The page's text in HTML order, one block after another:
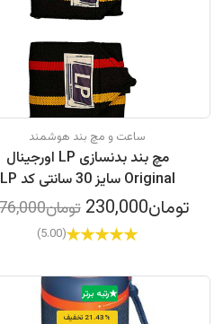
ساعت و مچ بند هوشمند
مچ بند بدنسازی LP اورجینال
Original سایز 30 سانتی کد LP
-5112 بسته 2 عددیتومان230,000 تومان276,000
(5.00)
رتبه برتر
21.43% تخفیف